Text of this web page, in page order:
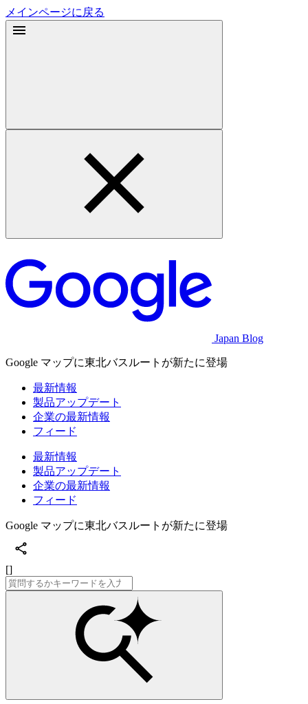
メインページに戻る
Japan Blog
Google マップに東北バスルートが新たに登場
最新情報
製品アップデート
企業の最新情報
フィード
最新情報
製品アップデート
企業の最新情報
フィード
Google マップに東北バスルートが新たに登場
[]